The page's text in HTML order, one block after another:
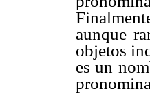
aunque
objetos
es un